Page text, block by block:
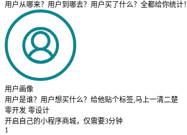
用户从哪来？用户到哪去？用户买了什么？全都给你统计！
用户画像
用户是谁？用户想买什么？给他贴个标签,马上一清二楚
零开发 零设计
开启自己的小程序商城，仅需要3分钟
1